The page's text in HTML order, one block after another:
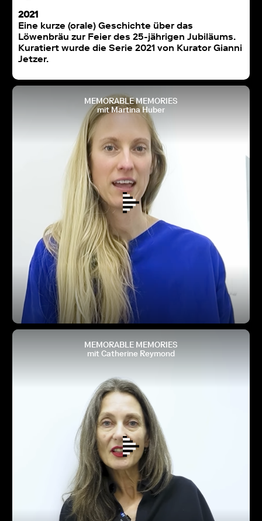
2021
Eine kurze (orale) Geschichte über das
Löwenbräu zur Feier des 25-jährigen Jubiläums.
Kuratiert wurde die Serie 2021 von Kurator Gianni
Jetzer.
MEMORABLE MEMORIES
mit Martina Huber
MEMORABLE MEMORIES
mit Catherine Reymond